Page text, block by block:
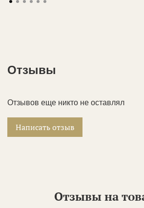
Отзывы
Отзывов еще никто не оставлял
Написать отзыв
Отзывы на